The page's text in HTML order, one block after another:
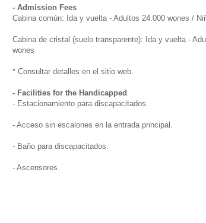
- Admission Fees
Cabina común: Ida y vuelta - Adultos 24.000 wones /
Cabina de cristal (suelo transparente): Ida y vuelta -
wones
* Consultar detalles en el sitio web.
- Facilities for the Handicapped
- Estacionamiento para discapacitados.
- Acceso sin escalones en la entrada principal.
- Baño para discapacitados.
- Ascensores.